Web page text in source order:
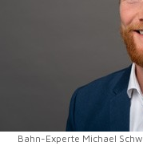
Bahn-Experte Michael